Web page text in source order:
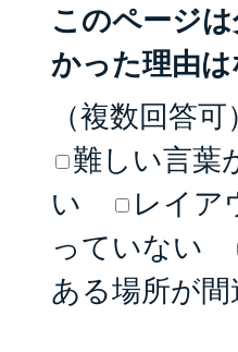
このページ
かった理由
（複数回答可）
難しい言葉
い
レイア
っていない
ある場所が